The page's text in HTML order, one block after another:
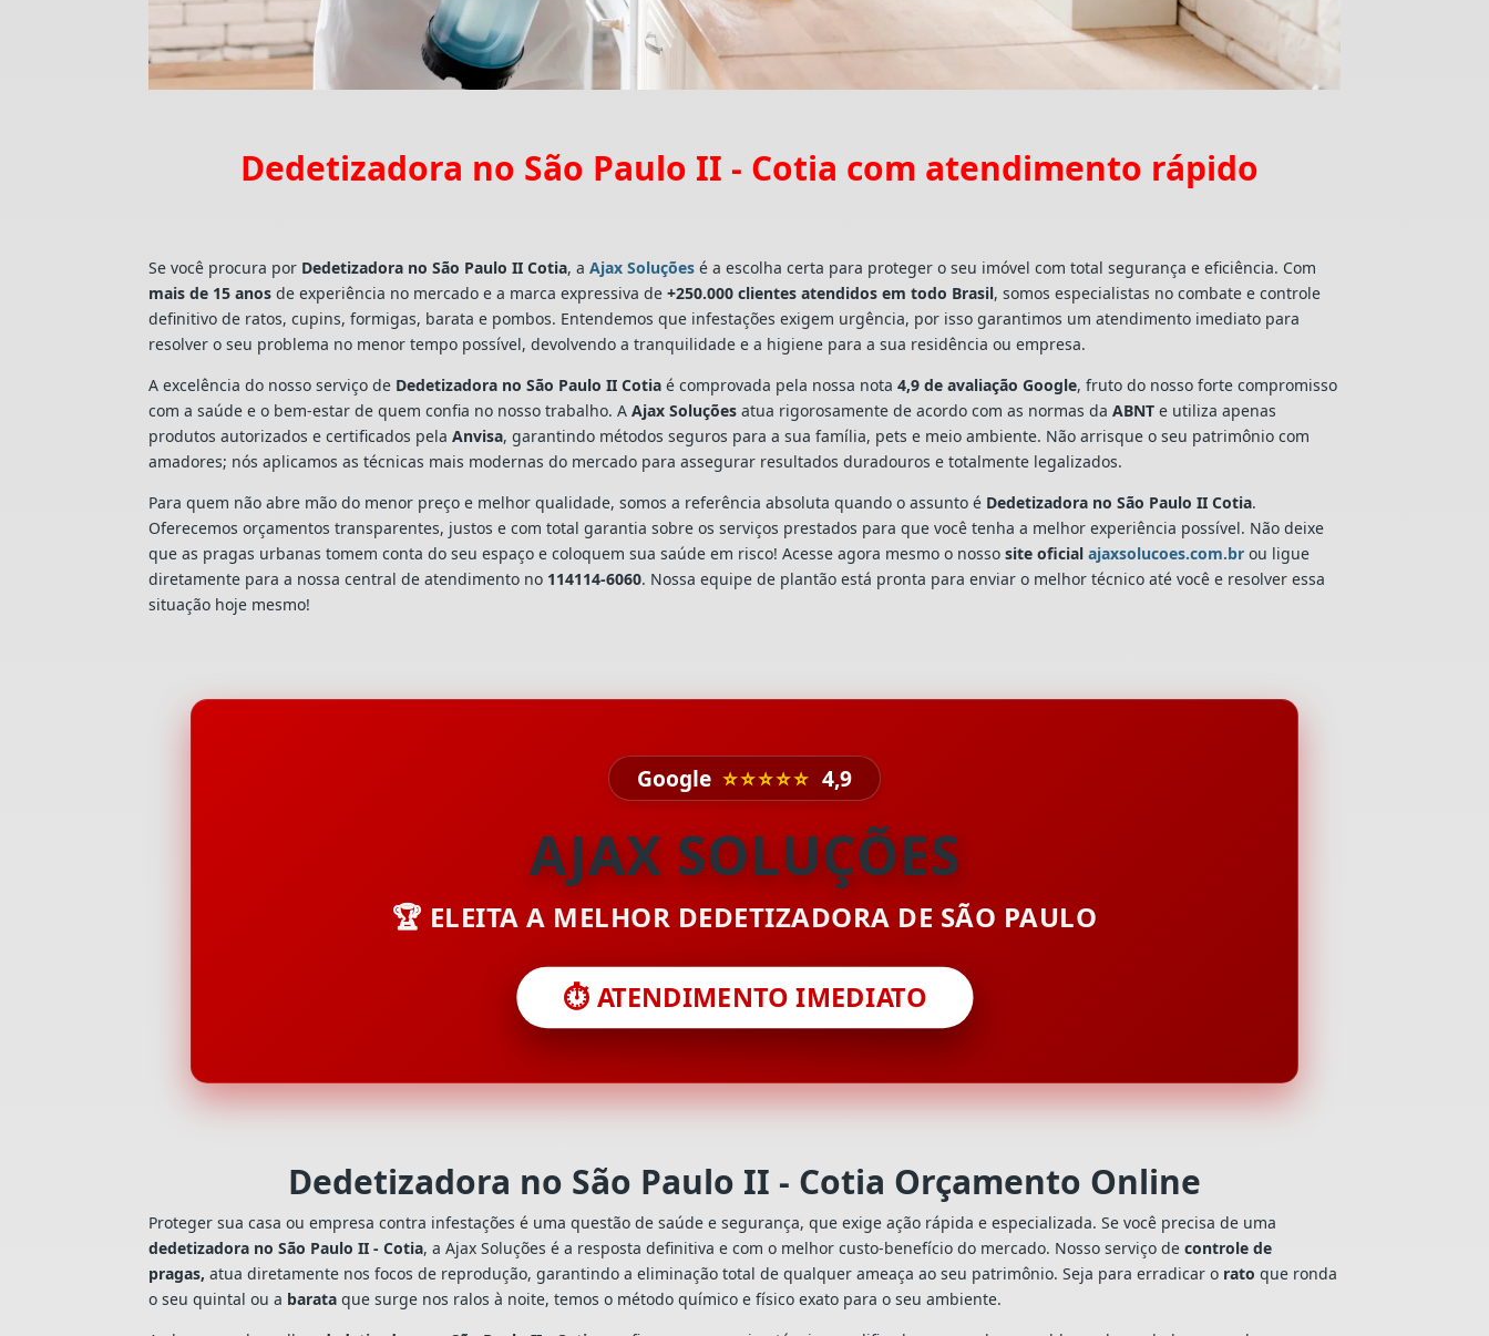
Dedetizadora no São Paulo II - Cotia com atendimento rápido
Se você procura por Dedetizadora no São Paulo II Cotia, aAjax Soluções é a escolha certa para proteger o seu imóvel com total segurança e eficiência. Com
mais de 15 anos de experiência no mercado e a marca expressiva de +250.000 clientes atendidos em todo Brasil, somos especialistas no combate e controle
definitivo de ratos, cupins, formigas, barata e pombos. Entendemos que infestações exigem urgência, por isso garantimos um atendimento imediato para
resolver o seu problema no menor tempo possível, devolvendo a tranquilidade e a higiene para a sua residência ou empresa.
A excelência do nosso serviço de Dedetizadora no São Paulo II Cotia é comprovada pela nossa nota 4,9 de avaliação Google, fruto do nosso forte compromisso
com a saúde e o bem-estar de quem confia no nosso trabalho. AAjax Soluções atua rigorosamente de acordo com as normas daABNT e utiliza apenas
produtos autorizados e certificados pelaAnvisa, garantindo métodos seguros para a sua família, pets e meio ambiente. Não arrisque o seu patrimônio com
amadores; nós aplicamos as técnicas mais modernas do mercado para assegurar resultados duradouros e totalmente legalizados.
Para quem não abre mão do menor preço e melhor qualidade, somos a referência absoluta quando o assunto é Dedetizadora no São Paulo II Cotia.
Oferecemos orçamentos transparentes, justos e com total garantia sobre os serviços prestados para que você tenha a melhor experiência possível. Não deixe
que as pragas urbanas tomem conta do seu espaço e coloquem sua saúde em risco! Acesse agora mesmo o nosso site oficialajaxsolucoes.com.br ou ligue
diretamente para a nossa central de atendimento no 114114-6060. Nossa equipe de plantão está pronta para enviar o melhor técnico até você e resolver essa
situação hoje mesmo!
Google ⭐⭐⭐⭐⭐ 4,9
AJAX SOLUÇÕES
🏆 ELEITA A MELHOR DEDETIZADORA DE SÃO PAULO
⏱️ ATENDIMENTO IMEDIATO
Dedetizadora no São Paulo II - Cotia Orçamento Online
Proteger sua casa ou empresa contra infestações é uma questão de saúde e segurança, que exige ação rápida e especializada. Se você precisa de uma
dedetizadora no São Paulo II - Cotia, a Ajax Soluções é a resposta definitiva e com o melhor custo-benefício do mercado. Nosso serviço decontrole de
pragas, atua diretamente nos focos de reprodução, garantindo a eliminação total de qualquer ameaça ao seu patrimônio. Seja para erradicar o rato que ronda
o seu quintal ou a barata que surge nos ralos à noite, temos o método químico e físico exato para o seu ambiente.